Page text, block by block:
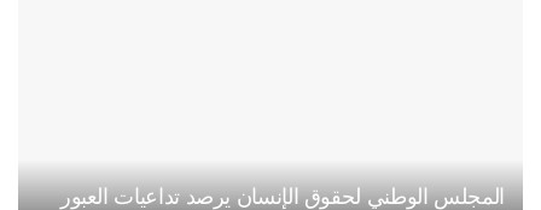
المجلس الوطني لحقوق الإنسان يرصد تداعيات العبور